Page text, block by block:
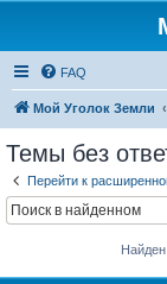
FAQ
Мой Уголок Земли
Темы без
Перейти к
Найден